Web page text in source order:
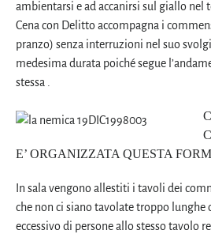
ambientarsi e ad accanirsi sul giallo nel
Cena con Delitto accompagna i
pranzo) senza interruzioni nel suo
medesima durata poiché segue
stessa .
E’ ORGANIZZATA QUESTA
In sala vengono allestiti i tavoli dei
che non ci siano tavolate troppo lunghe
eccessivo di persone allo stesso tavolo